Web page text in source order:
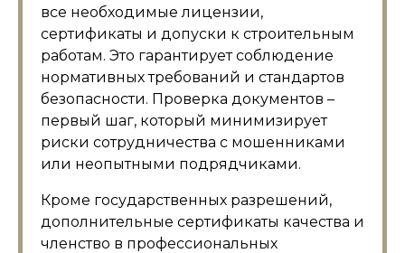
все необходимые лицензии,
сертификаты и допуски к строительным
работам. Это гарантирует соблюдение
нормативных требований и стандартов
безопасности. Проверка документов –
первый шаг, который минимизирует
риски сотрудничества с мошенниками
или неопытными подрядчиками.
Кроме государственных разрешений,
дополнительные сертификаты качества и
членство в профессиональных